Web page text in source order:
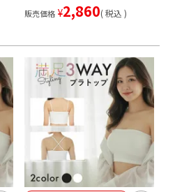
販売価格 ¥2,860 税込